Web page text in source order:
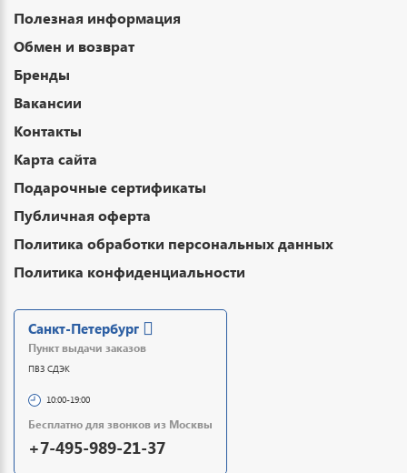
Полезная информация
Обмен и возврат
Бренды
Вакансии
Контакты
Карта сайта
Подарочные сертификаты
Публичная оферта
Политика обработки персональных данных
Политика конфиденциальности
Санкт-Петербург
Пункт выдачи заказов
ПВЗ СДЭК
10:00-19:00
Бесплатно для звонков из Москвы
+7-495-989-21-37